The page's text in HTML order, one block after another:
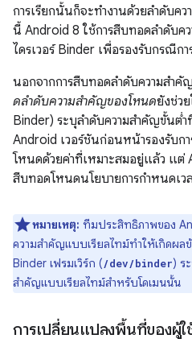
การเรียกนั้นก็จะทํางานด้วยลําดับค
นี้ Android 8 ใช้การสืบทอดลําดับค
ไดรเวอร์ Binder เพื่อรองรับกรณีก
นอกจากการสืบทอดลําดับความสําคั
ดลําดับความสําคัญของโหนดยังช่ว
Binder) ระบุลําดับความสําคัญขั้นต่ำ
Android เวอร์ชันก่อนหน้ารองรับก
โหนดด้วยค่าที่เหมาะสมอยู่แล้ว แต่
สืบทอดโหนดนโยบายการกําหนดเว
หมายเหตุ: ทีมประสิทธิภาพของ
ความสําคัญแบบเรียลไทม์ทำให้เกิดผล
Binder เฟรมเวิร์ก (/dev/binder) ร
สําคัญแบบเรียลไทม์สําหรับโดเมนนั้น
การเปลี่ยนแปลงพื้นที่ของผู้ใ